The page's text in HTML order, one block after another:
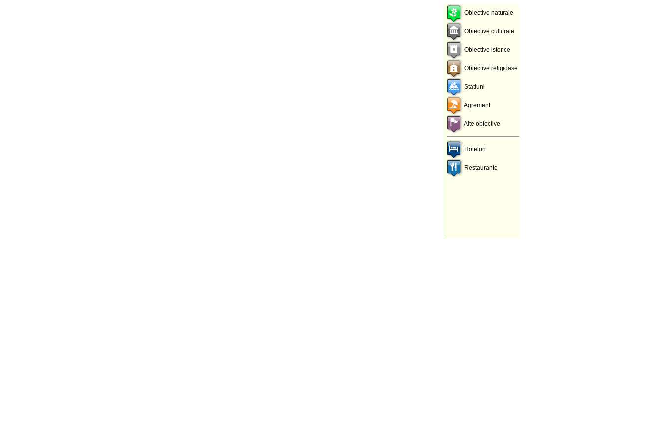
Obiective naturale
Obiective culturale
Obiective istorice
Obiective religioase
Statiuni
Agrement
Alte obiective
Hoteluri
Restaurante